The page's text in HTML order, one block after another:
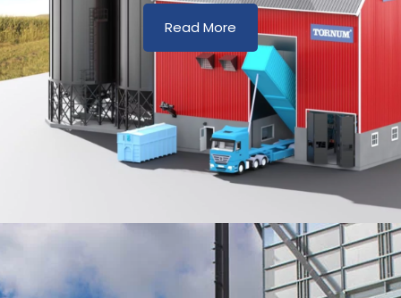
Read More